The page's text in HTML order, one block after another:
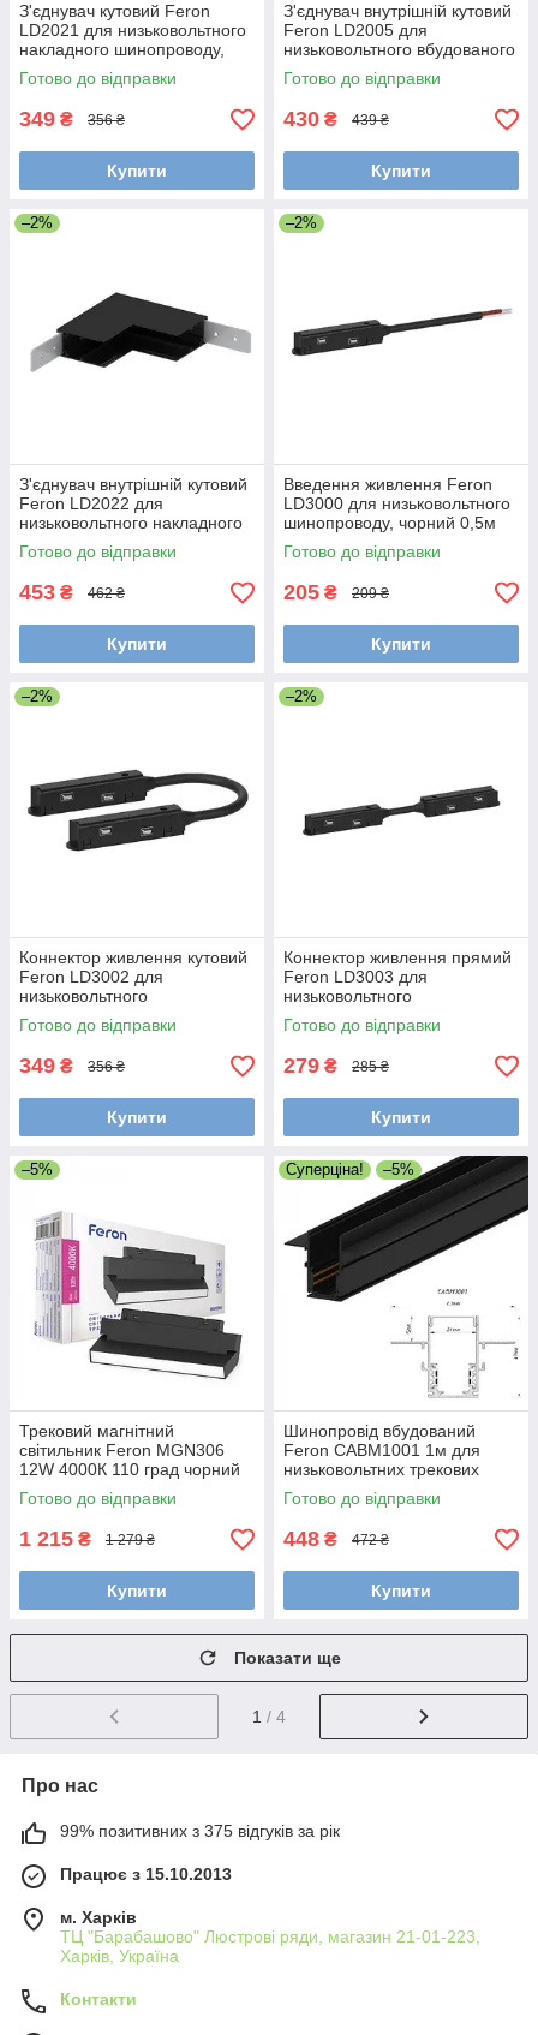
З'єднувач кутовий Feron
LD2021 для низьковольтного
накладного шинопроводу,
чорний
Готово до відправки
349 ₴ 356 ₴
Купити
З'єднувач внутрішній кутовий
Feron LD2005 для
низьковольтного вбудованого
шинопроводу, чорний
Готово до відправки
430 ₴ 439 ₴
Купити
–2%
З'єднувач внутрішній кутовий
Feron LD2022 для
низьковольтного накладного
шинопроводу, чорний
Готово до відправки
453 ₴ 462 ₴
Купити
–2%
Введення живлення Feron
LD3000 для низьковольтного
шинопроводу, чорний 0,5м
Готово до відправки
205 ₴ 209 ₴
Купити
–2%
Коннектор живлення кутовий
Feron LD3002 для
низьковольтного
шинопроводу, чорний,
гнучкий
Готово до відправки
349 ₴ 356 ₴
Купити
–2%
Коннектор живлення прямий
Feron LD3003 для
низьковольтного
шинопроводу, чорний
Готово до відправки
279 ₴ 285 ₴
Купити
–5%
Трековий магнітний
світильник Feron MGN306
12W 4000К 110 град чорний
Готово до відправки
1 215 ₴ 1 279 ₴
Купити
Суперціна! –5%
Шинопровід вбудований
Feron CABM1001 1м для
низьковольтних трекових
світильників чорний
Готово до відправки
448 ₴ 472 ₴
Купити
Показати ще
1 / 4
Про нас
99% позитивних з 375 відгуків за рік
Працює з 15.10.2013
м. Харків
ТЦ "Барабашово" Люстрові ряди, магазин 21-01-223,
Харків, Україна
Контакти